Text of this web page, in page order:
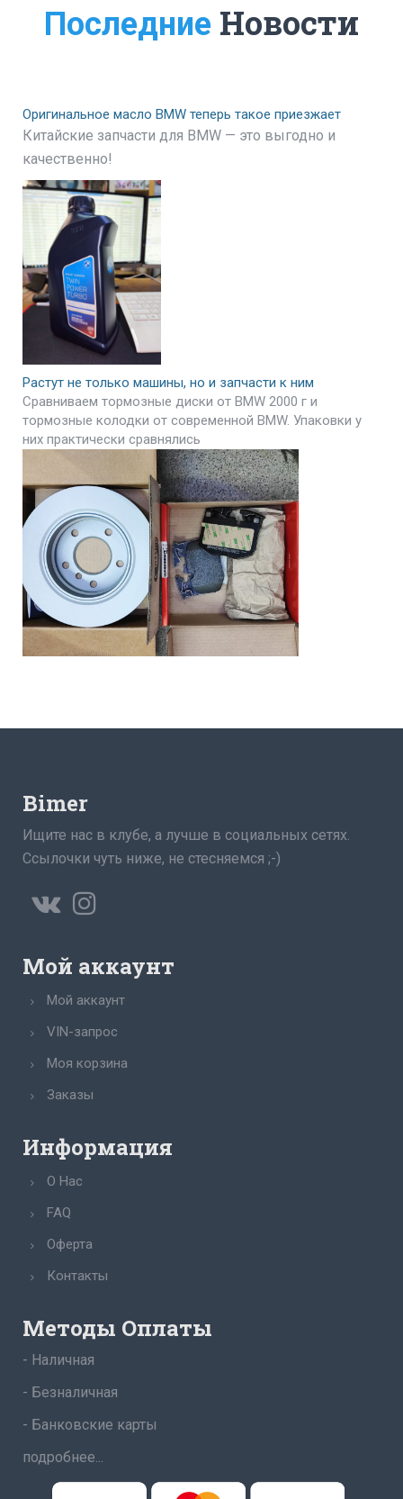
Последние Новости
Оригинальное масло BMW теперь такое приезжает
Китайские запчасти для BMW — это выгодно и
качественно!
Растут не только машины, но и запчасти к ним
Сравниваем тормозные диски от BMW 2000 г и
тормозные колодки от современной BMW. Упаковки у
них практически сравнялись
Bimer
Ищите нас в клубе, а лучше в социальных сетях.
Ссылочки чуть ниже, не стесняемся ;-)
Мой аккаунт
Мой аккаунт
VIN-запрос
Моя корзина
Заказы
Информация
О Нас
FAQ
Оферта
Контакты
Методы Оплаты
- Наличная
- Безналичная
- Банковские карты
подробнее...